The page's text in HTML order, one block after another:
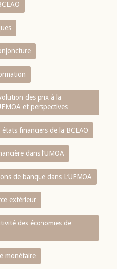
des prix à la
et perspectives
financiers de la BCEAO
dans l‘UMOA
de banque dans L‘UEMOA
extérieur
des économies de
monétaire